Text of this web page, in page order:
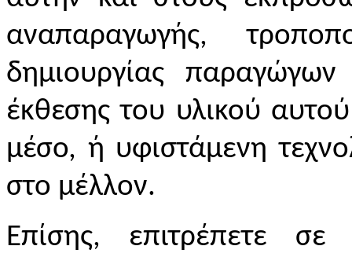
αναπαραγωγής,
δημιουργίας
έκθεσης του υλικού
μέσο, ή υφιστάμενη
στο μέλλον.
Επίσης, επιτρέπετε